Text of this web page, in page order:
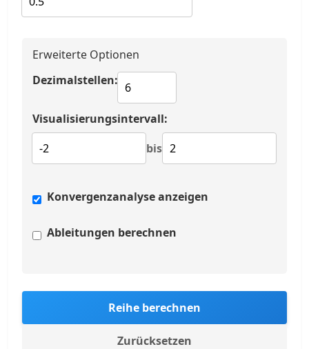
Erweiterte Optionen
Dezimalstellen:
Visualisierungsintervall:
bis
Konvergenzanalyse anzeigen
Ableitungen berechnen
Reihe berechnen
Zurücksetzen